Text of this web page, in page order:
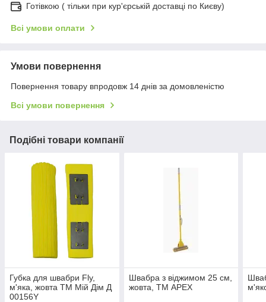
Готівкою ( тільки при кур'єрській доставці по Києву)
Всі умови оплати
Умови повернення
Повернення товару впродовж 14 днів за домовленістю
Всі умови повернення
Подібні товари компанії
Губка для швабри Fly,
м'яка, жовта ТМ Мій Дім Д
00156Y
Швабра з віджимом 25 см,
жовта, ТМ APEX